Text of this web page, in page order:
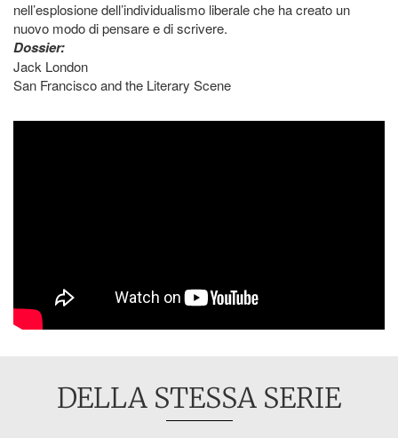
nell’esplosione dell’individualismo liberale che ha creato un
nuovo modo di pensare e di scrivere.
Dossier:
Jack London
San Francisco and the Literary Scene
DELLA STESSA SERIE